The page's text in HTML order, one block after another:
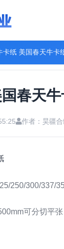
卡纸 美国春天牛卡
春天
作者：昊疆
250/300/337/
可分切平张